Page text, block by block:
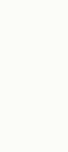
Cet
accueillir des
Voir ses
A 2 mn de la
situation
22 chambres
(avec TNT et
Proposition de
collaboration